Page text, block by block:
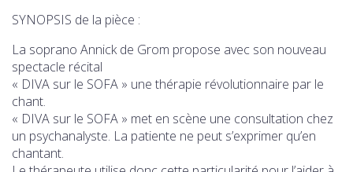
SYNOPSIS de la pièce :
La soprano Annick de Grom propose avec son nouveau
spectacle récital
« DIVA sur le SOFA » une thérapie révolutionnaire par le
chant.
« DIVA sur le SOFA » met en scène une consultation chez
un psychanalyste. La patiente ne peut s’exprimer qu’en
chantant.